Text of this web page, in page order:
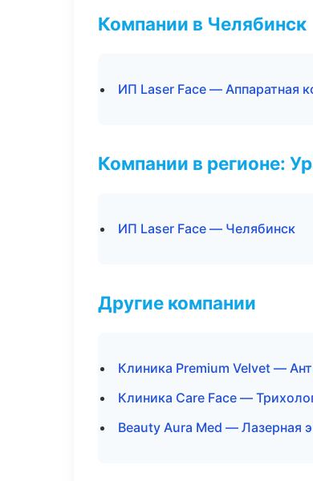
Компании в Челябинск
ИП Laser Face — Аппаратная
Компании в регионе:
ИП Laser Face — Челябинск
Другие компании
Клиника Premium Velvet —
Клиника Care Face —
Beauty Aura Med — Лазерная